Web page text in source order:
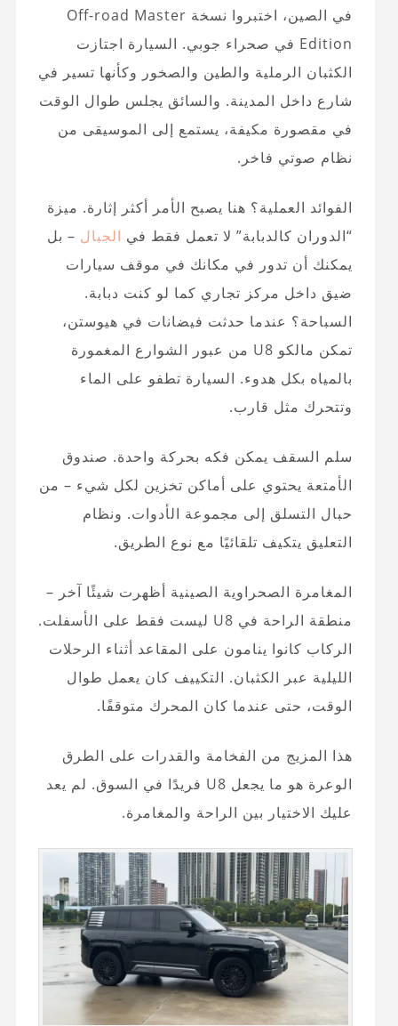
في الصين، اختبروا نسخة Off-road Master
Edition في صحراء جوبي. السيارة اجتازت
الكثبان الرملية والطين والصخور وكأنها تسير في
شارع داخل المدينة. والسائق يجلس طوال الوقت
في مقصورة مكيفة، يستمع إلى الموسيقى من
نظام صوتي فاخر.
الفوائد العملية؟ هنا يصبح الأمر أكثر إثارة. ميزة
“الدوران كالدبابة” لا تعمل فقط في الجبال – بل
يمكنك أن تدور في مكانك في موقف سيارات
ضيق داخل مركز تجاري كما لو كنت دبابة.
السباحة؟ عندما حدثت فيضانات في هيوستن،
تمكن مالكو U8 من عبور الشوارع المغمورة
بالمياه بكل هدوء. السيارة تطفو على الماء
وتتحرك مثل قارب.
سلم السقف يمكن فكه بحركة واحدة. صندوق
الأمتعة يحتوي على أماكن تخزين لكل شيء – من
حبال التسلق إلى مجموعة الأدوات. ونظام
التعليق يتكيف تلقائيًا مع نوع الطريق.
المغامرة الصحراوية الصينية أظهرت شيئًا آخر –
منطقة الراحة في U8 ليست فقط على الأسفلت.
الركاب كانوا ينامون على المقاعد أثناء الرحلات
الليلية عبر الكثبان. التكييف كان يعمل طوال
الوقت، حتى عندما كان المحرك متوقفًا.
هذا المزيج من الفخامة والقدرات على الطرق
الوعرة هو ما يجعل U8 فريدًا في السوق. لم يعد
عليك الاختيار بين الراحة والمغامرة.